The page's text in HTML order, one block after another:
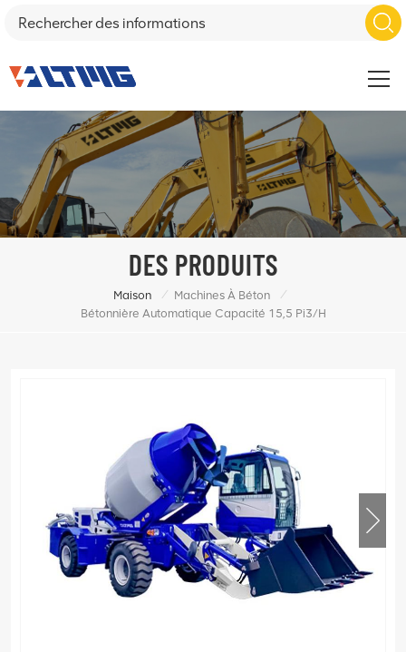
DES PRODUITS
Maison / Machines À Béton
/
Bétonnière Automatique Capacité 15,5 Pi3/h